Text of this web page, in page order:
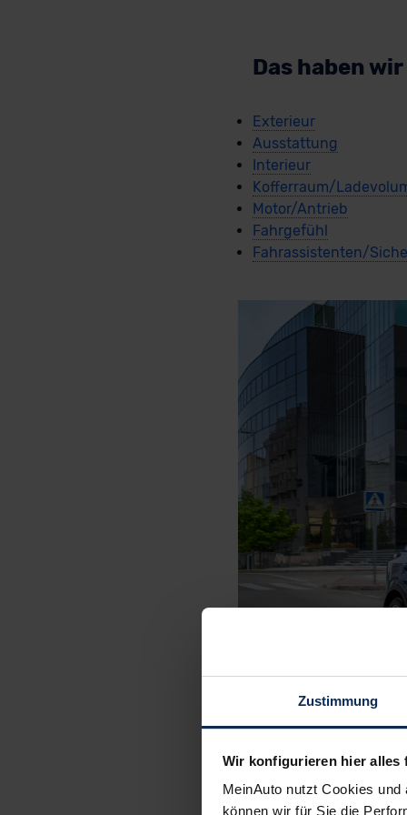
Zustimmung
Wir konfigurieren hier alles
MeinAuto nutzt Cookies
können wir für Sie die
Das haben
Exterieur
Ausstattung
Interieur
Kofferraum/
Motor/Antrieb
Fahrgefühl
Fahrassistenten/